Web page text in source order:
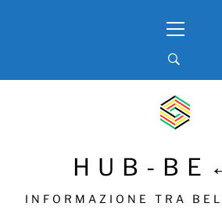
Menu
HUB-
INFORMAZIONE TRA